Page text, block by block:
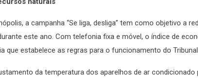
a campanha “Se liga, desliga” tem como objetivo a
este ano. Com telefonia fixa e móvel, o índice de
que estabelece as regras para o funcionamento do
da temperatura dos aparelhos de ar condicionado